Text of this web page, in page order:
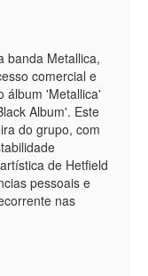
banda Metallica,
comercial e
álbum 'Metallica'
Album'. Este
do grupo, com
de Hetfield
pessoais e
nas